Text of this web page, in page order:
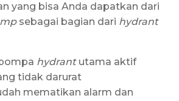
yang bisa Anda dapatkan dari
sebagai bagian dari hydrant
hydrantutama aktif
tidak darurat
mematikan alarm dan